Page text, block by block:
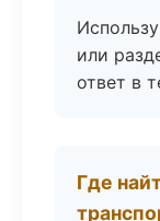
или
ответ в
Где